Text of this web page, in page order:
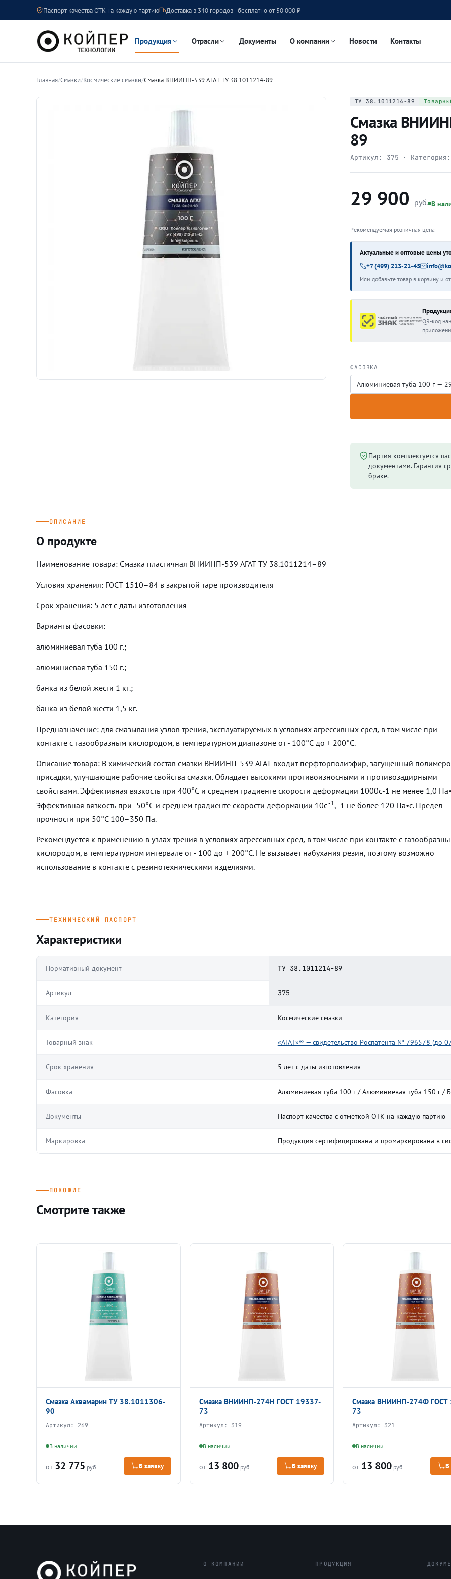
Паспорт качества ОТК на каждую партию Доставка в 340 городов · бесплатно от 50 000 ₽
Продукция Отрасли Документы О компании Новости Контакты
Главная/Смазки/Космические смазки/Смазка ВНИИНП-539 АГАТ ТУ 38.1011214-89
ТУ 38.1011214-89
Смазка
89
Артикул: 375 · Категория:
29 900 руб. В
Рекомендуемая розничная цена
Актуальные и оптовые цены
+7 (499) 213-21-45
Или добавьте товар в корзину и
QR-код
ФАСОВКА
Партия комплектуется
документами. Гарантия
браке.
ОПИСАНИЕ
О продукте
Наименование товара: Смазка пластичная ВНИИНП-539 АГАТ ТУ 38.1011214–89
Условия хранения: ГОСТ 1510–84 в закрытой таре производителя
Срок хранения: 5 лет с даты изготовления
Варианты фасовки:
алюминиевая туба 100 г.;
алюминиевая туба 150 г.;
банка из белой жести 1 кг.;
банка из белой жести 1,5 кг.
Предназначение: для смазывания узлов трения, эксплуатируемых в условиях агрессивных сред, в том числе при
контакте с газообразным кислородом, в температурном диапазоне от - 100°С до + 200°С.
Описание товара: В химический состав смазки ВНИИНП-539 АГАТ входит перфторполиэфир, загущенный
присадки, улучшающие рабочие свойства смазки. Обладает высокими противоизносными и противозадирными
свойствами. Эффективная вязкость при 400°С и среднем градиенте скорости деформации 1000с-1 не менее 1,0
Эффективная вязкость при -50°С и среднем градиенте скорости деформации 10с-1, -1 не более 120 Па•с. Предел
прочности при 50°С 100–350 Па.
Рекомендуется к применению в узлах трения в условиях агрессивных сред, в том числе при контакте с
кислородом, в температурном интервале от - 100 до + 200°С. Не вызывает набухания резин, поэтому возможно
использование в контакте с резинотехническими изделиями.
ТЕХНИЧЕСКИЙ ПАСПОРТ
Характеристики
Нормативный документ ТУ 38.1011214-89
Артикул 375
Категория Космические смазки
Товарный знак «АГАТ»® — свидетельство Роспатента № 796578 (до
Срок хранения 5 лет с даты изготовления
Фасовка Алюминиевая туба 100 г / Алюминиевая туба 150 г /
Документы Паспорт качества с отметкой ОТК на каждую партию
Маркировка Продукция сертифицирована и промаркирована в
ПОХОЖИЕ
Смотрите также
Смазка Аквамарин ТУ 38.1011306-
90
Артикул: 269
В наличии
от 32 775 руб. В заявку
Смазка ВНИИНП-274Н ГОСТ 19337-
73
Артикул: 319
В наличии
от 13 800 руб. В заявку
Смазка ВНИИНП-274Ф ГОСТ
73
Артикул: 321
В наличии
от 13 800 руб. В
О КОМПАНИИ ПРОДУКЦИЯ